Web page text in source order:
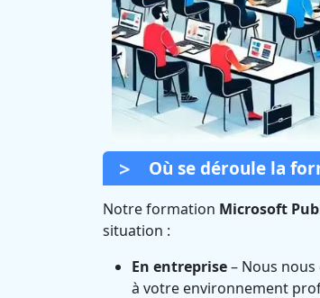
Où se déroule la
Notre formation Microsoft
situation :
En entreprise– Nous
à votre environnement